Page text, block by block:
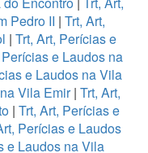
Pedro II | Trt, Art,
| Trt, Art, Perícias e
e Laudos na
e Laudos na Vila
Vila Emir| Trt, Art,
| Trt, Art, Perícias e
Perícias e Laudos
e Laudos na Vila